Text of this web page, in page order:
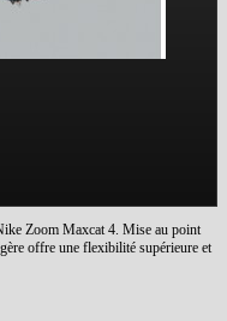
Zoom Maxcat 4. Mise au point
offre une flexibilité supérieure et